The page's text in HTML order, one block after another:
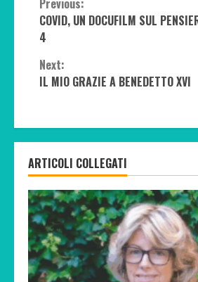
Continue
Reading
Previous:
COVID, UN DOCUFILM SUL
4
Next:
IL MIO GRAZIE A BENEDETTO XVI
ARTICOLI COLLEGATI